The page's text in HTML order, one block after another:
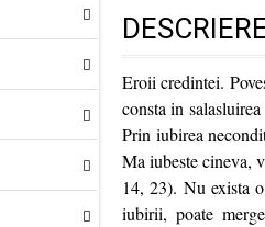
Eroii credintei.
consta in
Prin iubirea
Ma iubeste cineva,
14, 23). Nu exista
iubirii, poate